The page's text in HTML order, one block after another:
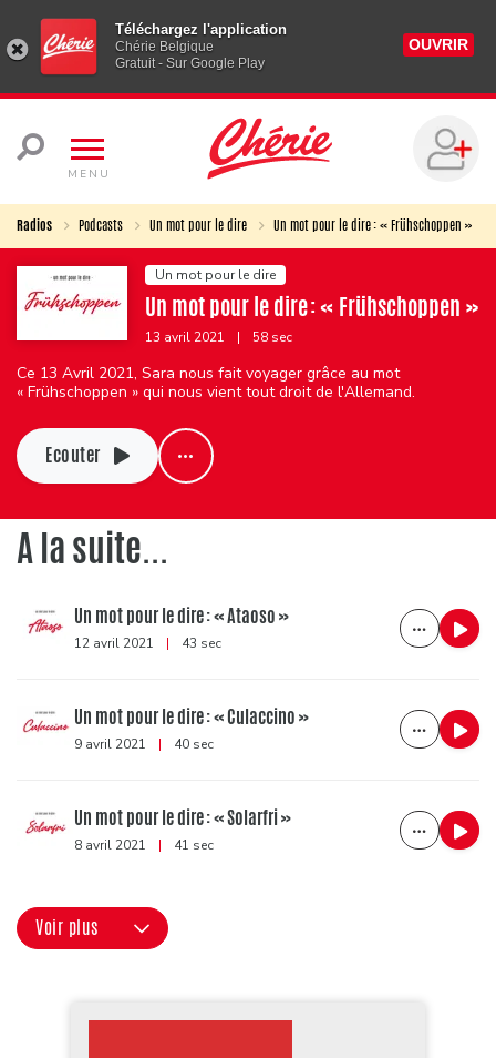
Téléchargez l'application
Chérie Belgique
Gratuit - Sur Google Play
OUVRIR
MENU
Radios Podcasts Un mot pour le dire Un mot pour le dire : « Frühschoppen »
Un mot pour le dire
Un mot pour le dire : « Frühschoppen »
13 avril 2021 | 58 sec
Ce 13 Avril 2021, Sara nous fait voyager grâce au mot
« Frühschoppen » qui nous vient tout droit de l'Allemand.
Ecouter
A la suite...
Un mot pour le dire : « Ataoso »
12 avril 2021 | 43 sec
Un mot pour le dire : « Culaccino »
9 avril 2021 | 40 sec
Un mot pour le dire : « Solarfri »
8 avril 2021 | 41 sec
Voir plus